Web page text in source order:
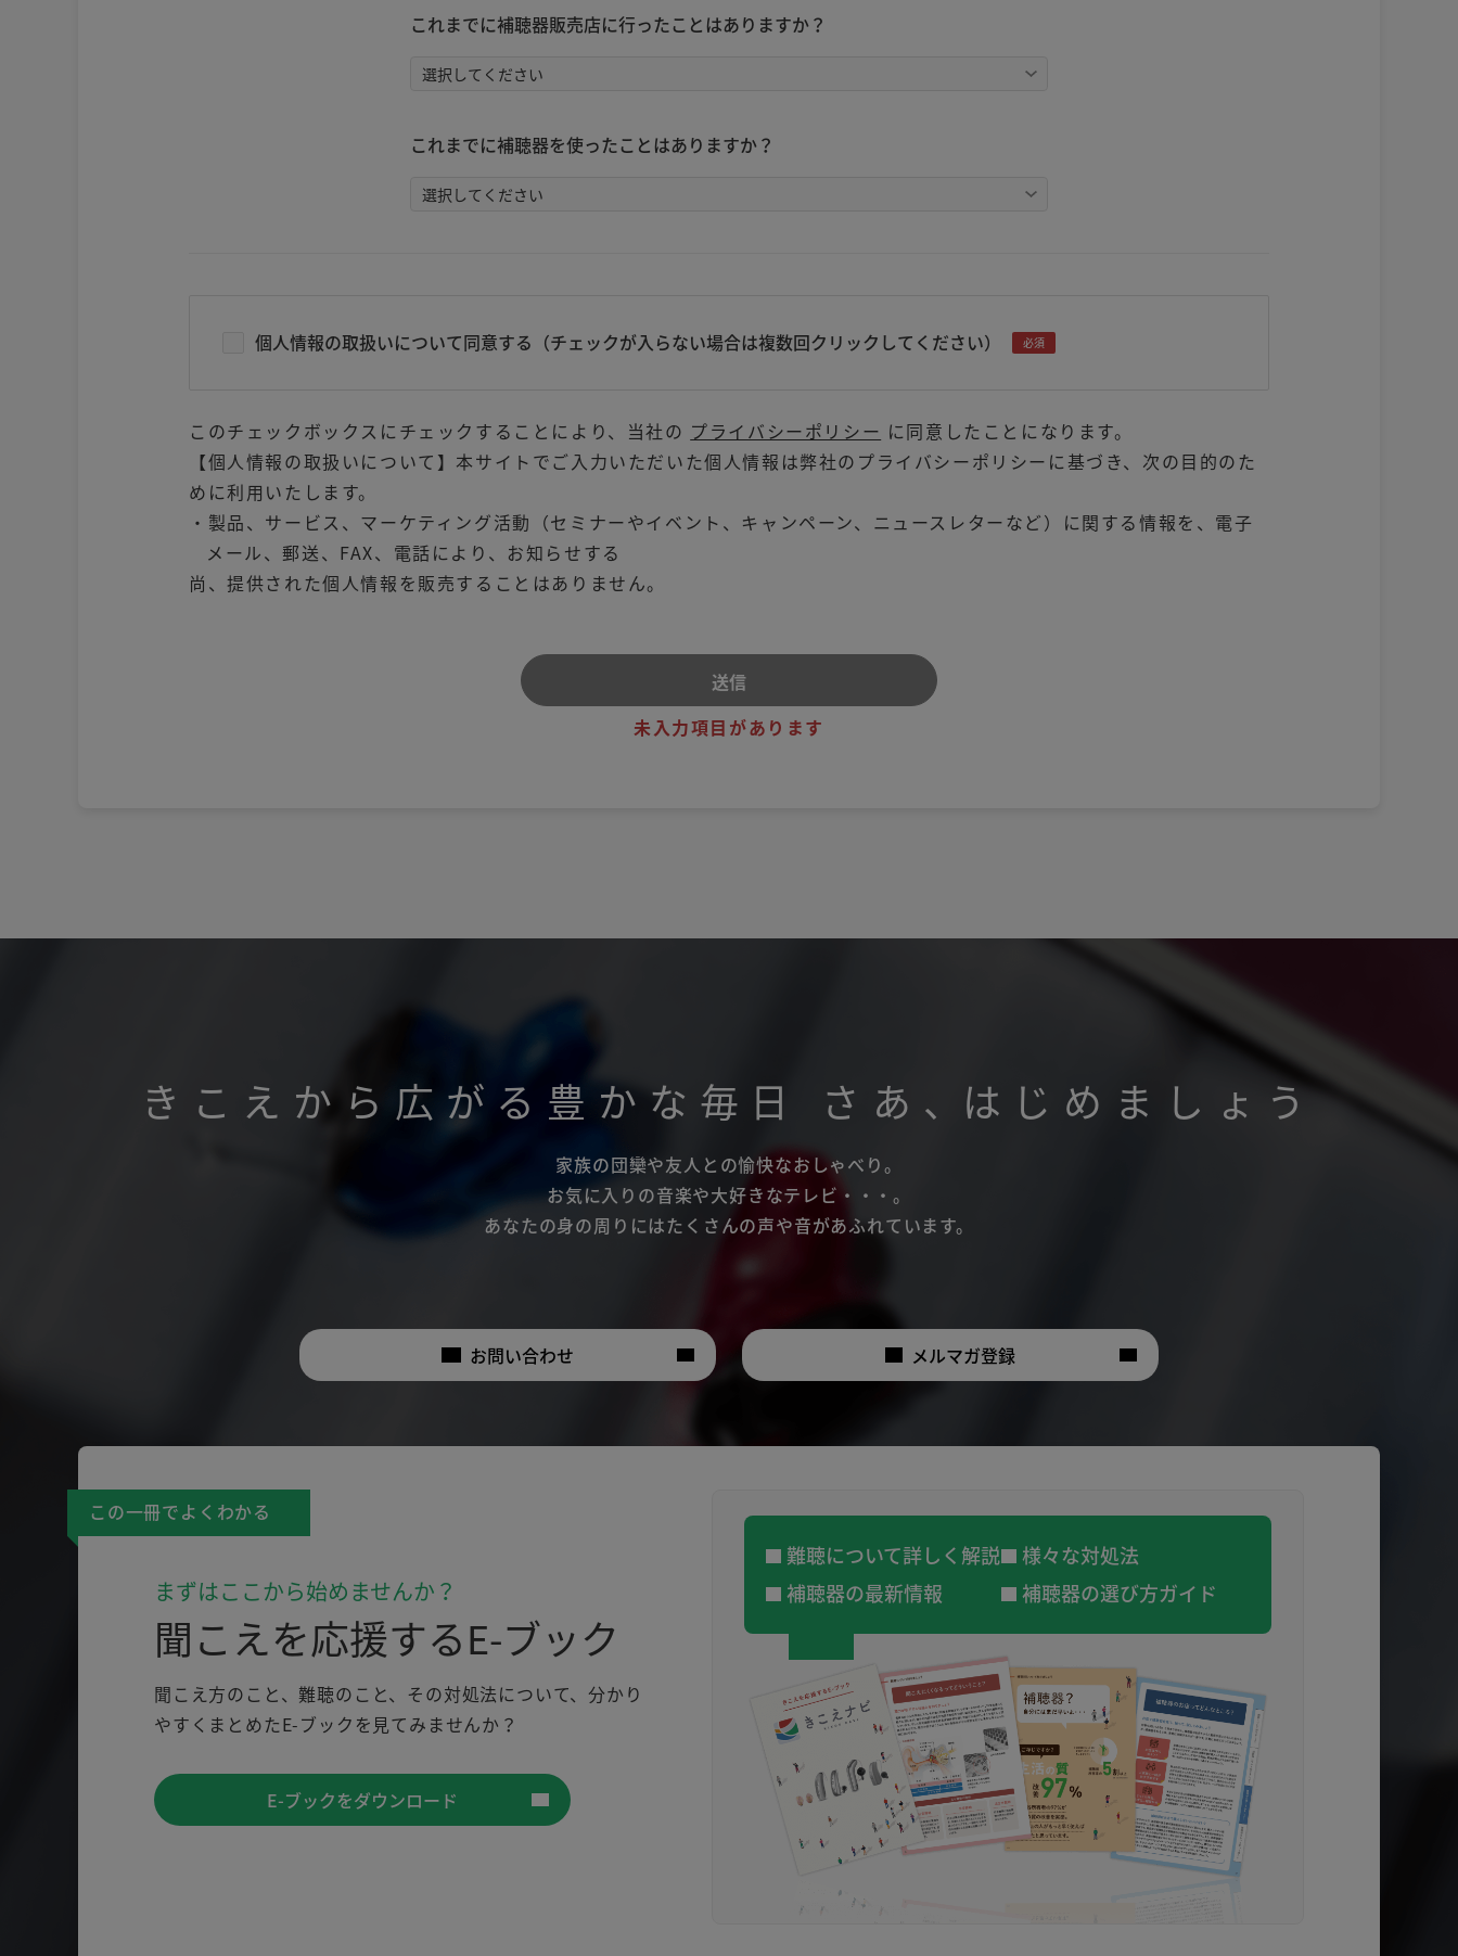
これまでに補聴器販売店に行ったことはありますか？
これまでに補聴器を使ったことはありますか？
個人情報の取扱いについて同意する（チェックが入らない場合は複数回クリックしてください） 必須
このチェックボックスにチェックすることにより、当社の プライバシーポリシー に同意したことになります。
【個人情報の取扱いについて】本サイトでご入力いただいた個人情報は弊社のプライバシーポリシーに基づき、次の目的のた
めに利用いたします。
・製品、サービス、マーケティング活動（セミナーやイベント、キャンペーン、ニュースレターなど）に関する情報を、電子
メール、郵送、FAX、電話により、お知らせする
尚、提供された個人情報を販売することはありません。
未入力項目があります
きこえから広がる豊かな毎日 さあ 、 はじめましょう
家族の団欒や友人との愉快なおしゃべり。
お気に入りの音楽や大好きなテレビ・・・。
あなたの身の周りにはたくさんの声や音があふれています。
お問い合わせ メルマガ登録
この一冊でよくわかる
まずはここから始めませんか？
聞こえを応援するE-ブック
聞こえ方のこと、難聴のこと、その対処法について、分かり
やすくまとめたE-ブックを見てみませんか？
E-ブックをダウンロード
難聴について詳しく解説
様々な対処法
補聴器の最新情報
補聴器の選び方ガイド